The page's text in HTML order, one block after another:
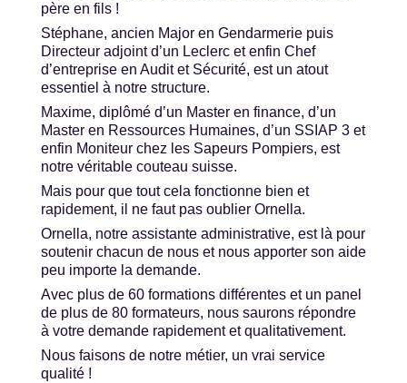
père en fils !
Stéphane, ancien Major en Gendarmerie puis
Directeur adjoint d’un Leclerc et enfin Chef
d’entreprise en Audit et Sécurité, est un atout
essentiel à notre structure.
Maxime, diplômé d’un Master en finance, d’un
Master en Ressources Humaines, d’un SSIAP 3 et
enfin Moniteur chez les Sapeurs Pompiers, est
notre véritable couteau suisse.
Mais pour que tout cela fonctionne bien et
rapidement, il ne faut pas oublier Ornella.
Ornella, notre assistante administrative, est là pour
soutenir chacun de nous et nous apporter son aide
peu importe la demande.
Avec plus de 60 formations différentes et un panel
de plus de 80 formateurs, nous saurons répondre
à votre demande rapidement et qualitativement.
Nous faisons de notre métier, un vrai service
qualité !